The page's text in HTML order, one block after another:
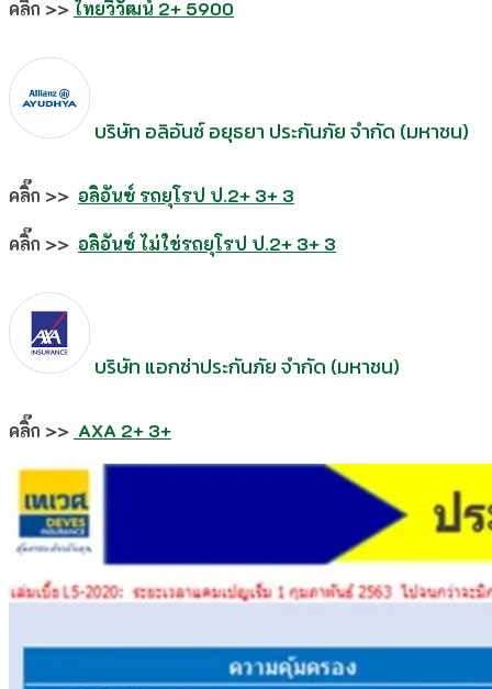
คลิ๊ก >>ไทยวิวัฒน์ 2+ 5900
บริษัท อลิอันซ์ อยุธยา ประกันภัย จำกัด (มหาชน)
คลิ๊ก >> อลิอันซ์ รถยุโรป ป.2+ 3+ 3
คลิ๊ก >> อลิอันซ์ ไม่ใช่รถยุโรป ป.2+ 3+ 3
บริษัท แอกซ่าประกันภัย จำกัด (มหาชน)
คลิ๊ก >> AXA 2+ 3+